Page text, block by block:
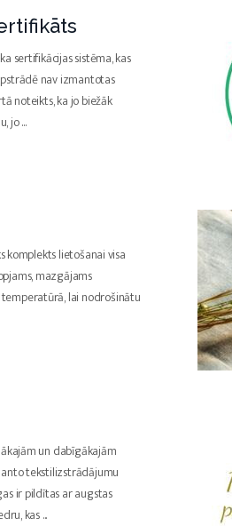
sertifikācijas sistēma, kas
nav izmantotas
noteikts, ka jo biežāk
jo...
komplekts lietošanai visa
mazgājams
lai nodrošinātu
un dabīgākajām
tekstilizstrādājumu
ir pildītas ar augstas
kas...